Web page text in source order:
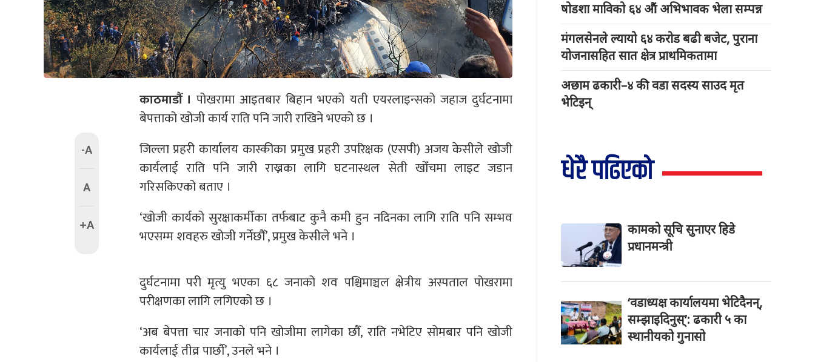
-A
A
+A
काठमाडौं । पोखरामा आइतबार बिहान भएको यती एयरलाइन्सको जहाज दुर्घटनामा
बेपत्ताको खोजी कार्य राति पनि जारी राखिने भएको छ ।
जिल्ला प्रहरी कार्यालय कास्कीका प्रमुख प्रहरी उपरिक्षक (एसपी) अजय केसीले खोजी
कार्यलाई राति पनि जारी राख्नका लागि घटनास्थल सेती खोँचमा लाइट जडान
गरिसकिएको बताए ।
‘खोजी कार्यको सुरक्षाकर्मीका तर्फबाट कुनै कमी हुन नदिनका लागि राति पनि सम्भव
भएसम्म शवहरु खोजी गर्नेछौँ’, प्रमुख केसीले भने ।
दुर्घटनामा परी मृत्यु भएका ६८ जनाको शव पश्चिमाञ्चल क्षेत्रीय अस्पताल पोखरामा
परीक्षणका लागि लगिएको छ ।
‘अब बेपत्ता चार जनाको पनि खोजीमा लागेका छौँ, राति नभेटिए सोमबार पनि खोजी
कार्यलाई तीव्र पार्छौं’, उनले भने ।
षोडशा माविको ६४ औं अभिभावक भेला सम्पन्न
मंगलसेनले ल्यायो ६४ करोड बढी बजेट, पुराना
योजनासहित सात क्षेत्र प्राथमिकतामा
अछाम ढकारी–४ की वडा सदस्य साउद मृत
भेटिइन्
धेरै पढिएको
कामको सूचि सुनाएर हिडे
प्रधानमन्त्री
‘वडाध्यक्ष कार्यालयमा भेटिदैनन्,
सम्झाइदिनुस्’: ढकारी ५ का
स्थानीयको गुनासो